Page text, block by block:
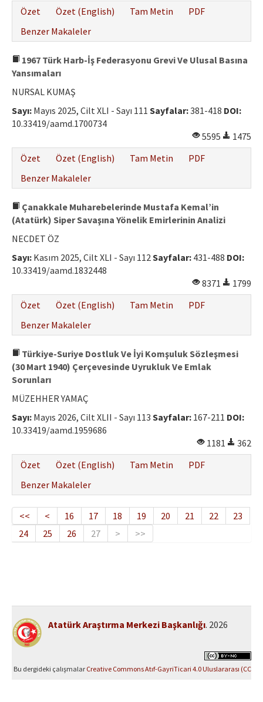
Özet
Özet (English) Tam Metin
PDF
Benzer Makaleler
1967 Türk Harb-İş Federasyonu Grevi Ve Ulusal Basına
Yansımaları
NURSAL KUMAŞ
Sayı: Mayıs 2025, Cilt XLI - Sayı 111 Sayfalar:381-418 DOI:
10.33419/aamd.1700734
5595
1475
Özet
Özet (English) Tam Metin
PDF
Benzer Makaleler
Çanakkale Muharebelerinde Mustafa Kemal’in
(Atatürk) Siper Savaşına Yönelik Emirlerinin Analizi
NECDET ÖZ
Sayı: Kasım 2025, Cilt XLI - Sayı 112Sayfalar: 431-488 DOI:
10.33419/aamd.1832448
8371
1799
Özet
Özet (English) Tam Metin
PDF
Benzer Makaleler
Türkiye-Suriye Dostluk Ve İyi Komşuluk Sözleşmesi
(30 Mart 1940) Çerçevesinde Uyrukluk Ve Emlak
Sorunları
MÜZEHHER YAMAÇ
Sayı: Mayıs 2026, Cilt XLII - Sayı 113 Sayfalar: 167-211 DOI:
10.33419/aamd.1959686
1181
362
Özet
Özet (English) Tam Metin
PDF
Benzer Makaleler
<< < 16 17 18 19 20 21 22
23
24
25 26 27 > >>
Atatürk Araştırma Merkezi Başkanlığı. 2026
Bu dergideki çalışmalar Creative Commons Atıf-GayriTicari 4.0 Uluslararası (CC